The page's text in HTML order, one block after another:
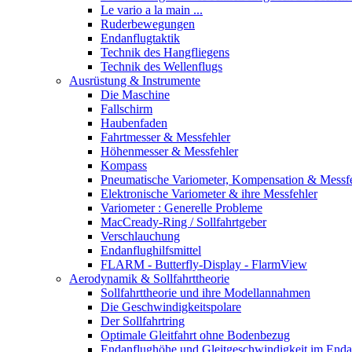
Le vario a la main ...
Ruderbewegungen
Endanflugtaktik
Technik des Hangfliegens
Technik des Wellenflugs
Ausrüstung & Instrumente
Die Maschine
Fallschirm
Haubenfaden
Fahrtmesser & Messfehler
Höhenmesser & Messfehler
Kompass
Pneumatische Variometer, Kompensation &
Elektronische Variometer & ihre Messfehler
Variometer : Generelle Probleme
MacCready-Ring / Sollfahrtgeber
Verschlauchung
Endanflughilfsmittel
FLARM - Butterfly-Display - FlarmView
Aerodynamik & Sollfahrttheorie
Sollfahrttheorie und ihre Modellannahmen
Die Geschwindigkeitspolare
Der Sollfahrtring
Optimale Gleitfahrt ohne Bodenbezug
Endanflughöhe und Gleitgeschwindigkeit im